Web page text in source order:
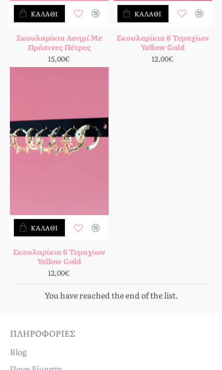
Σκουλαρίκια Ασημί Με
Πράσινες Πέτρες
15,00€
ΚΑΛΆΘΙ
Σκουλαρίκια 6 Τεμαχίων
Yellow Gold
12,00€
ΚΑΛΆΘΙ
Σκουλαρίκια 6 Τεμαχίων
Yellow Gold
12,00€
ΚΑΛΆΘΙ
You have reached the end of the list.
ΠΛΗΡΟΦΟΡΊΕΣ
Blog